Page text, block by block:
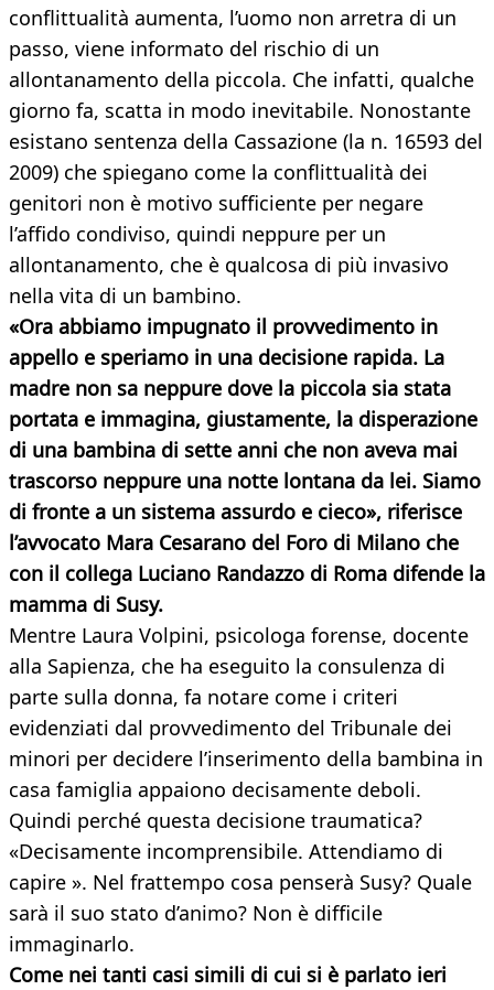
conflittualità aumenta, l’uomo non arretra di un
passo, viene informato del rischio di un
allontanamento della piccola. Che infatti, qualche
giorno fa, scatta in modo inevitabile. Nonostante
esistano sentenza della Cassazione (la n. 16593 del
2009) che spiegano come la conflittualità dei
genitori non è motivo sufficiente per negare
l’affido condiviso, quindi neppure per un
allontanamento, che è qualcosa di più invasivo
nella vita di un bambino.
«Ora abbiamo impugnato il provvedimento in
appello e speriamo in una decisione rapida. La
madre non sa neppure dove la piccola sia stata
portata e immagina, giustamente, la disperazione
di una bambina di sette anni che non aveva mai
trascorso neppure una notte lontana da lei. Siamo
di fronte a un sistema assurdo e cieco», riferisce
l’avvocato Mara Cesarano del Foro di Milano che
con il collega Luciano Randazzo di Roma difende la
mamma di Susy.
Mentre Laura Volpini, psicologa forense, docente
alla Sapienza, che ha eseguito la consulenza di
parte sulla donna, fa notare come i criteri
evidenziati dal provvedimento del Tribunale dei
minori per decidere l’inserimento della bambina in
casa famiglia appaiono decisamente deboli.
Quindi perché questa decisione traumatica?
«Decisamente incomprensibile. Attendiamo di
capire ». Nel frattempo cosa penserà Susy? Quale
sarà il suo stato d’animo? Non è difficile
immaginarlo.
Come nei tanti casi simili di cui si è parlato ieri